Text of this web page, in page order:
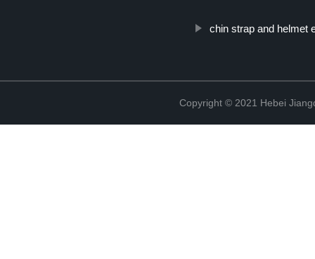
chin strap and helmet
Copyright © 2021 Hebei